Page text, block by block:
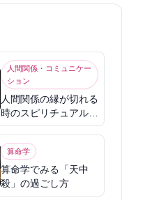
人間関係・コミュニケー
ション
人間関係の縁が切れる
時のスピリチュアル意
味
算命学
算命学でみる「天中
殺」の過ごし方